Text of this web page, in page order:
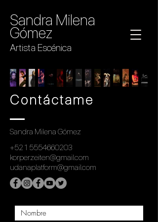
Sandra Milena
Gómez
Artista Escénica
Contáctame
Sandra Milena Gómez
+52 1 5554660203
korperzeiten@gmail.com
udanaplatform@gmail.com